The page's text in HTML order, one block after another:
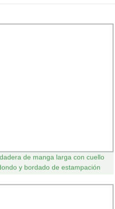
de manga larga con cuello
y bordado de estampación
Top Hoodies para hombre